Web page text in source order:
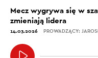
Mecz wygrywa się w
zmieniają lidera
14.03.2026 PROWADZĄCY: